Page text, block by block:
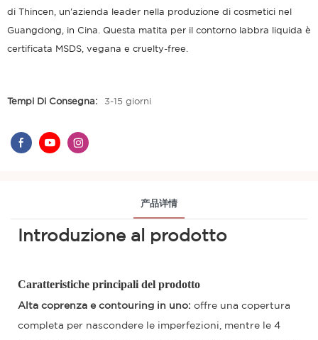
di Thincen, un'azienda leader nella produzione di cosmetici nel
Guangdong, in Cina. Questa matita per il contorno labbra liquida è
certificata MSDS, vegana e cruelty-free.
Tempi Di Consegna: 3-15 giorni
产品详情
Introduzione al prodotto
Caratteristiche principali del prodotto
Alta coprenza e contouring in uno: offre una copertura
completa per nascondere le imperfezioni, mentre le 4